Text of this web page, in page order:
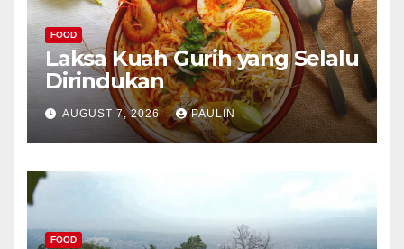
FOOD
Laksa Kuah Gurih yang Selalu
Dirindukan
AUGUST 7, 2026 PAULIN
FOOD